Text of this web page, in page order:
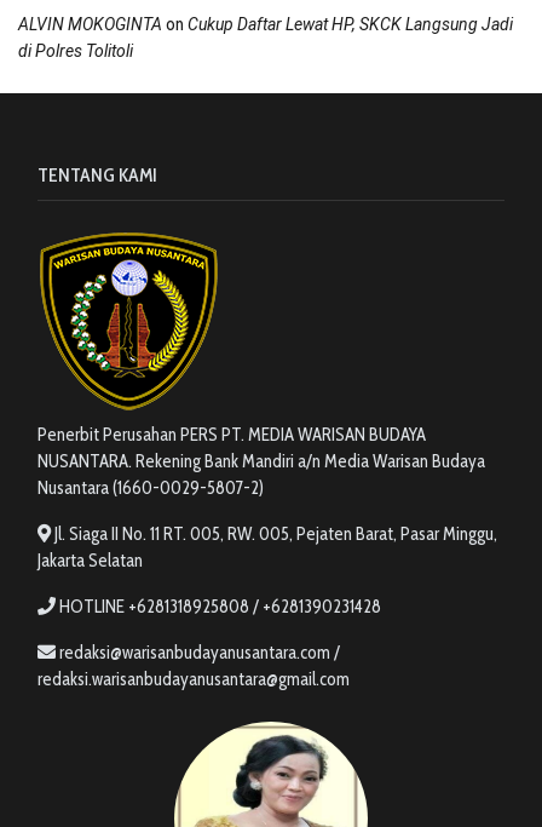
ALVIN MOKOGINTA on Cukup Daftar Lewat HP, SKCK Langsung Jadi
di Polres Tolitoli
TENTANG KAMI
Penerbit Perusahan PERS PT. MEDIA WARISAN BUDAYA
NUSANTARA. Rekening Bank Mandiri a/n Media Warisan Budaya
Nusantara (1660-0029-5807-2)
Jl. Siaga II No. 11 RT. 005, RW. 005, Pejaten Barat, Pasar Minggu,
Jakarta Selatan
HOTLINE +6281318925808 / +6281390231428
redaksi@warisanbudayanusantara.com /
redaksi.warisanbudayanusantara@gmail.com